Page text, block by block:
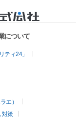
について
ティ24」
エ）
対策